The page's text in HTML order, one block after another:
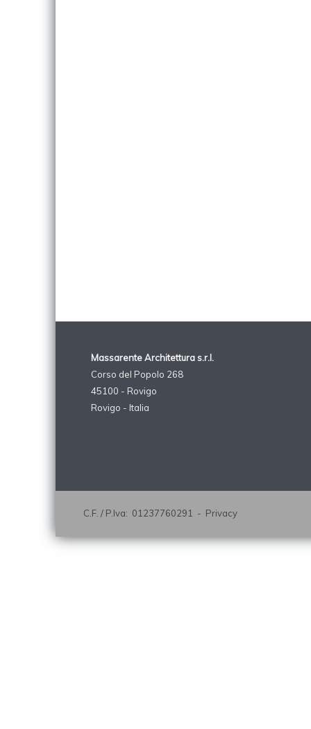
Massarente Architettura s.r.l.
Corso del Popolo 268
45100 - Rovigo
Rovigo - Italia
C.F. / P.Iva: 01237760291 - Privacy